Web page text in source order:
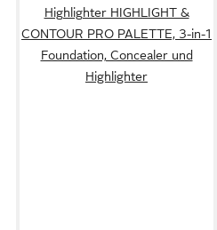
Highlighter HIGHLIGHT &
CONTOUR PRO PALETTE, 3-in-1
Foundation, Concealer und
Highlighter